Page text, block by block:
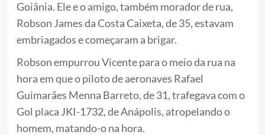
Goiânia. Ele e o amigo, também morador de rua,
Robson James da Costa Caixeta, de 35, estavam
embriagados e começaram a brigar.
Robson empurrou Vicente para o meio da rua na
hora em que o piloto de aeronaves Rafael
Guimarães Menna Barreto, de 31, trafegava com o
Gol placa JKI-1732, de Anápolis, atropelando o
homem, matando-o na hora.